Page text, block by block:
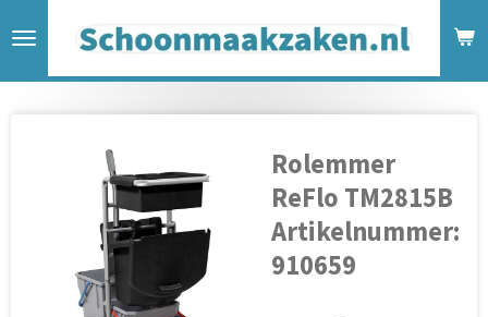
direct
Rolemmer
ReFlo TM2815B
Artikelnummer:
910659